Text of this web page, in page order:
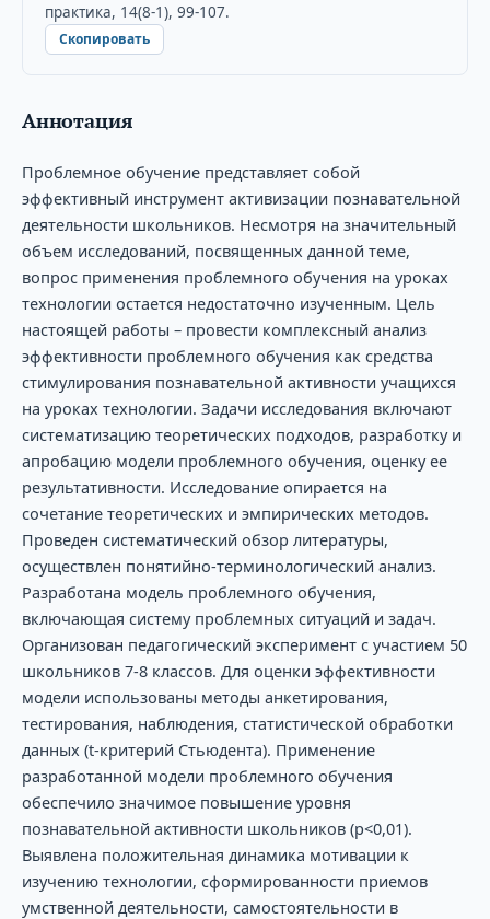
практика, 14(8-1), 99-107.
Скопировать
Аннотация
Проблемное обучение представляет собой
эффективный инструмент активизации познавательной
деятельности школьников. Несмотря на значительный
объем исследований, посвященных данной теме,
вопрос применения проблемного обучения на уроках
технологии остается недостаточно изученным. Цель
настоящей работы – провести комплексный анализ
эффективности проблемного обучения как средства
стимулирования познавательной активности учащихся
на уроках технологии. Задачи исследования включают
систематизацию теоретических подходов, разработку и
апробацию модели проблемного обучения, оценку ее
результативности. Исследование опирается на
сочетание теоретических и эмпирических методов.
Проведен систематический обзор литературы,
осуществлен понятийно-терминологический анализ.
Разработана модель проблемного обучения,
включающая систему проблемных ситуаций и задач.
Организован педагогический эксперимент с участием 50
школьников 7-8 классов. Для оценки эффективности
модели использованы методы анкетирования,
тестирования, наблюдения, статистической обработки
данных (t-критерий Стьюдента). Применение
разработанной модели проблемного обучения
обеспечило значимое повышение уровня
познавательной активности школьников (p<0,01).
Выявлена положительная динамика мотивации к
изучению технологии, сформированности приемов
умственной деятельности, самостоятельности в